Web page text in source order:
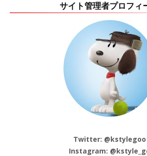
サイト管理者プロフィ
Twitter: @kstylegoo
Instagram: